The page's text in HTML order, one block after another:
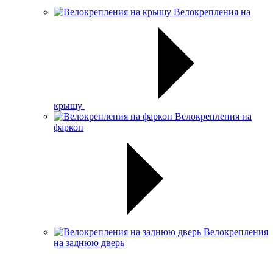
Велокрепления на
крышу
Велокрепления на
фаркоп
Велокрепления
на заднюю дверь